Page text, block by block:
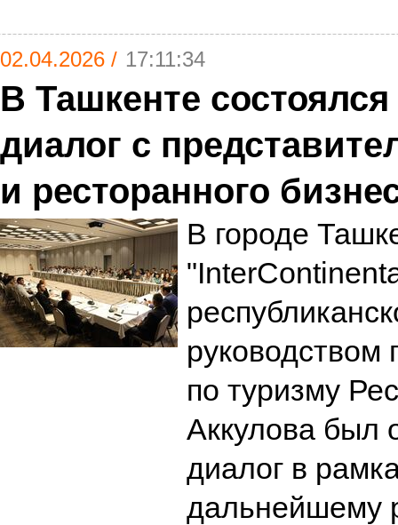
02.04.2026 / 17:11:34
В Ташкенте
диалог с
и ресторанного
В городе
руководством
по туризму
Аккулова был
диалог в
дальнейшему